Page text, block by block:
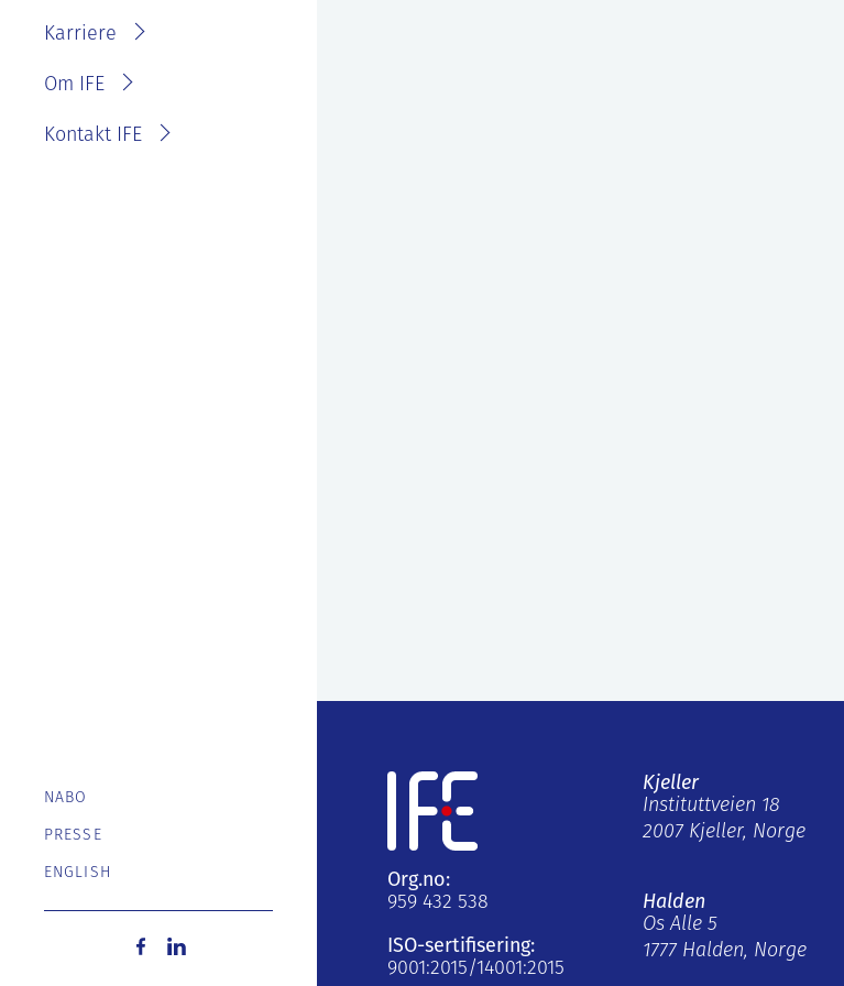
Karriere
Om IFE
Personvernerklæring for
Kontakt IFE
Fakturainformasjon
Varsling eller melde
NABO
PRESSE
ENGLISH Org.no:
959 432 538
ISO-sertifisering:
9001:2015/14001:2015
Kjeller
Instituttveien 18
2007 Kjeller, Norge
Halden
Os Alle 5
1777 Halden, Norge